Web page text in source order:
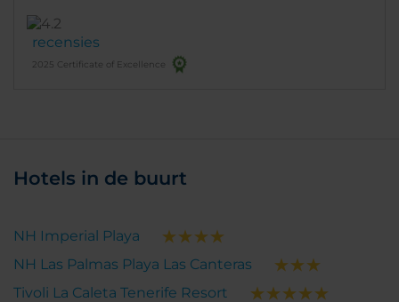
recensies
2025 Certificate of Excellence
Hotels in de buurt
NH Imperial Playa
NH Las Palmas Playa Las Canteras
Tivoli La Caleta Tenerife Resort